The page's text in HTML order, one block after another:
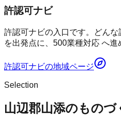
許認可ナビ
許認可ナビの入口です。どん
を出発点に、500業種対応 へ
許認可ナビの地域ページ
Selection
山辺郡山添のもの